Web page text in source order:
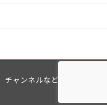
ャンネルなど】 All Rights